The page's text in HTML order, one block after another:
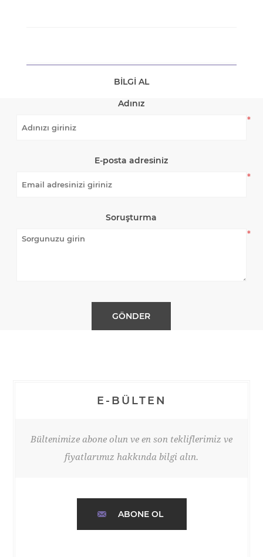
BILGI AL
Adınız
*
E-posta adresiniz
*
Soruşturma
*
E-BÜLTEN
Bültenimize abone olun ve en son tekliflerimiz ve
fiyatlarımız hakkında bilgi alın.
ABONE OL